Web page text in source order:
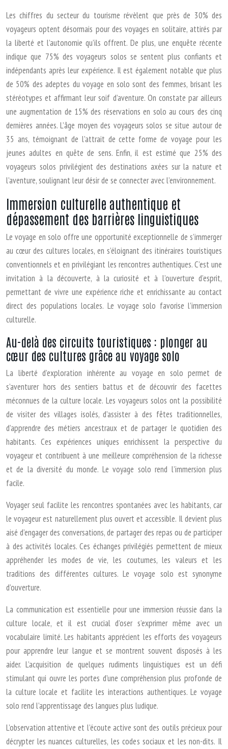
Les chiffres du secteur du tourisme révèlent que près de 30% des
voyageurs optent désormais pour des voyages en solitaire, attirés par
la liberté et l’autonomie qu’ils offrent. De plus, une enquête récente
indique que 75% des voyageurs solos se sentent plus confiants et
indépendants après leur expérience. Il est également notable que plus
de 50% des adeptes du voyage en solo sont des femmes, brisant les
stéréotypes et affirmant leur soif d’aventure. On constate par ailleurs
une augmentation de 15% des réservations en solo au cours des cinq
dernières années. L’âge moyen des voyageurs solos se situe autour de
35 ans, témoignant de l’attrait de cette forme de voyage pour les
jeunes adultes en quête de sens. Enfin, il est estimé que 25% des
voyageurs solos privilégient des destinations axées sur la nature et
l’aventure, soulignant leur désir de se connecter avec l’environnement.
Immersion culturelle authentique et
dépassement des barrières linguistiques
Le voyage en solo offre une opportunité exceptionnelle de s’immerger
au cœur des cultures locales, en s’éloignant des itinéraires touristiques
conventionnels et en privilégiant les rencontres authentiques. C’est une
invitation à la découverte, à la curiosité et à l’ouverture d’esprit,
permettant de vivre une expérience riche et enrichissante au contact
direct des populations locales. Le voyage solo favorise l’immersion
culturelle.
Au-delà des circuits touristiques : plonger au
cœur des cultures grâce au voyage solo
La liberté d’exploration inhérente au voyage en solo permet de
s’aventurer hors des sentiers battus et de découvrir des facettes
méconnues de la culture locale. Les voyageurs solos ont la possibilité
de visiter des villages isolés, d’assister à des fêtes traditionnelles,
d’apprendre des métiers ancestraux et de partager le quotidien des
habitants. Ces expériences uniques enrichissent la perspective du
voyageur et contribuent à une meilleure compréhension de la richesse
et de la diversité du monde. Le voyage solo rend l’immersion plus
facile.
Voyager seul facilite les rencontres spontanées avec les habitants, car
le voyageur est naturellement plus ouvert et accessible. Il devient plus
aisé d’engager des conversations, de partager des repas ou de participer
à des activités locales. Ces échanges privilégiés permettent de mieux
appréhender les modes de vie, les coutumes, les valeurs et les
traditions des différentes cultures. Le voyage solo est synonyme
d’ouverture.
La communication est essentielle pour une immersion réussie dans la
culture locale, et il est crucial d’oser s’exprimer même avec un
vocabulaire limité. Les habitants apprécient les efforts des voyageurs
pour apprendre leur langue et se montrent souvent disposés à les
aider. L’acquisition de quelques rudiments linguistiques est un défi
stimulant qui ouvre les portes d’une compréhension plus profonde de
la culture locale et facilite les interactions authentiques. Le voyage
solo rend l’apprentissage des langues plus ludique.
L’observation attentive et l’écoute active sont des outils précieux pour
décrypter les nuances culturelles, les codes sociaux et les non-dits. Il